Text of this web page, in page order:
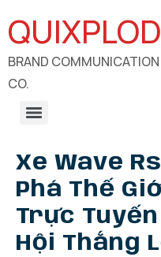
BRAND
CO.
Xe Wave
Phá Thế
Trực Tuyến
Hội Thắng